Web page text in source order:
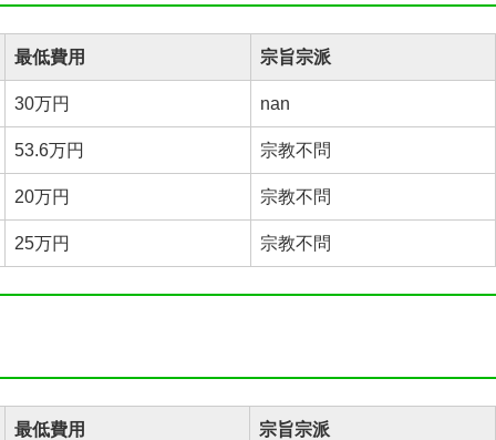
最低費用 宗旨宗派
30万円 nan
53.6万円 宗教不問
20万円 宗教不問
25万円 宗教不問
最低費用 宗旨宗派